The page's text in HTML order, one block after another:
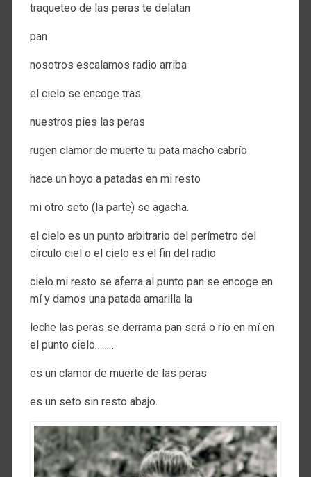
traqueteo de las peras te delatan
pan
nosotros escalamos radio arriba
el cielo se encoge tras
nuestros pies las peras
rugen clamor de muerte tu pata macho cabrío
hace un hoyo a patadas en mi resto
mi otro seto (la parte) se agacha.
el cielo es un punto arbitrario del perímetro del
círculo ciel o el cielo es el fin del radio
cielo mi resto se aferra al punto pan se encoge en
mí y damos una patada amarilla la
leche las peras se derrama pan será o río en mí en
el punto cielo………
es un clamor de muerte de las peras
es un seto sin resto abajo.